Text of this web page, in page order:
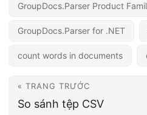
GroupDocs.Parser Product
GroupDocs.Parser for .NET
count words in documents
« TRANG TRƯỚC
So sánh tệp CSV